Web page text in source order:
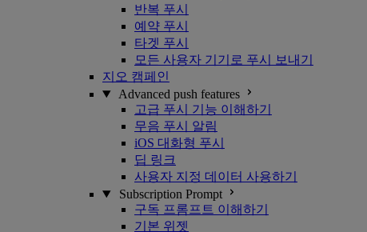
반복 푸시
예약 푸시
타겟 푸시
모든 사용자 기기로 푸시 보내기
지오 캠페인
Advanced push features
고급 푸시 기능 이해하기
무음 푸시 알림
iOS 대화형 푸시
딥 링크
사용자 지정 데이터 사용하기
Subscription Prompt
구독 프롬프트 이해하기
기본 위젯